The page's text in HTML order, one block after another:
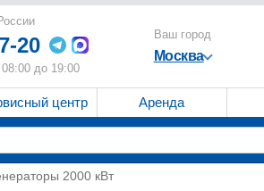
20
до 19:00
Ваш город
Москва
центр Аренда
2000 кВт